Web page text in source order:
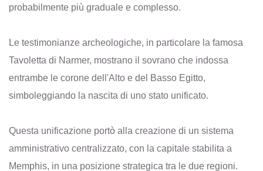
probabilmente più graduale e complesso.
Le testimonianze archeologiche, in particolare la famosa
Tavoletta di Narmer, mostrano il sovrano che indossa
entrambe le corone dell'Alto e del Basso Egitto,
simboleggiando la nascita di uno stato unificato.
Questa unificazione portò alla creazione di un sistema
amministrativo centralizzato, con la capitale stabilita a
Memphis, in una posizione strategica tra le due regioni.